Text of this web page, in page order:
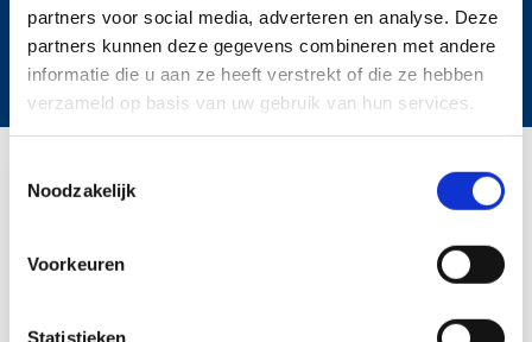
partners voor social media, adverteren en analyse. Deze
partners kunnen deze gegevens combineren met andere
informatie die u aan ze heeft verstrekt of die ze hebben
verzameld op basis van uw gebruik van hun services.
Noodzakelijk
Voorkeuren
Statistieken
Matex flexibele mechanische dockshelter
Meer informatie over
Raadpleeg onze dockequipment